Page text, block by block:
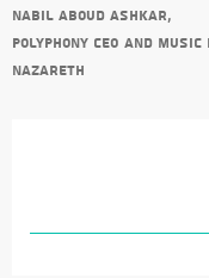
Nabil Aboud Ashkar,
Polyphony CEO and
Nazareth